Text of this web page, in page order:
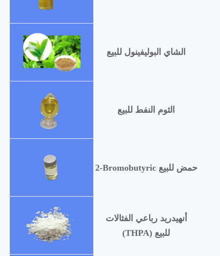
الشاي البوليفينول للبيع
الثوم النفط للبيع
2-Bromobutyric حمض للبيع
أنهيدريد رباعي الفثالات
(THPA) للبيع